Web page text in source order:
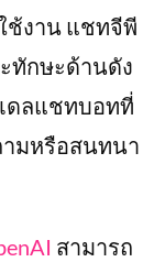
ช้งาน แชทจีพี
ทักษะด้านดัง
ดลแชทบอทที่
ามหรือสนทนา
สามารถ